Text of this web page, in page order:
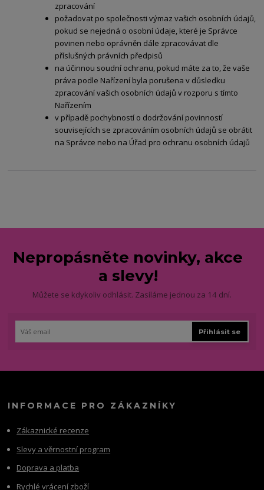
zpracování
požadovat po společnosti výmaz vašich osobních údajů,
pokud se nejedná o osobní údaje, které je Správce
povinen nebo oprávněn dále zpracovávat dle
příslušných právních předpisů
na účinnou soudní ochranu, pokud máte za to, že vaše
práva podle Nařízení byla porušena v důsledku
zpracování vašich osobních údajů v rozporu s tímto
Nařízením
v případě pochybností o dodržování povinností
souvisejících se zpracováním osobních údajů se obrátit
na Správce nebo na Úřad pro ochranu osobních údajů
Nepropásněte novinky, akce
a slevy!
Můžete se kdykoliv odhlásit. Zasíláme jednou za 14 dní.
Přihlásit se
INFORMACE PRO ZÁKAZNÍKY
Zákaznické recenze
Slevy a věrnostní program
Doprava a platba
Rychlé vrácení zboží